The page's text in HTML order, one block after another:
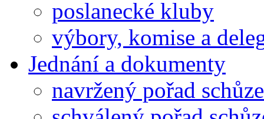
poslanecké kluby
výbory, komise a
Jednání a dokumenty
navržený pořad schůze